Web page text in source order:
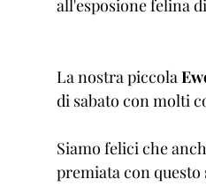
all'esposione felina
La nostra piccola
di sabato con molti
Siamo felici che
premiata con questo